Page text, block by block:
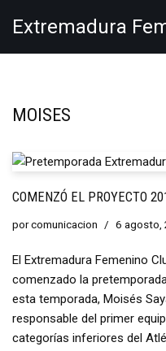
Extremadura
MOISES
COMENZÓ EL PROYECTO
porcomunicacion 6 agosto,
El Extremadura Femenino
comenzado la
esta temporada, Moisés
responsable del primer
categorías inferiores del